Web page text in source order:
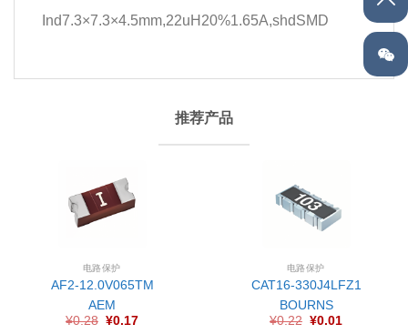
Ind7.3×7.3×4.5mm,22uH20%1.65A,shdSMD
推荐产品
电路保护
AF2-12.0V065TM
AEM
¥0.28 ¥0.17
电路保护
CAT16-330J4LFZ1
BOURNS
¥0.22 ¥0.01